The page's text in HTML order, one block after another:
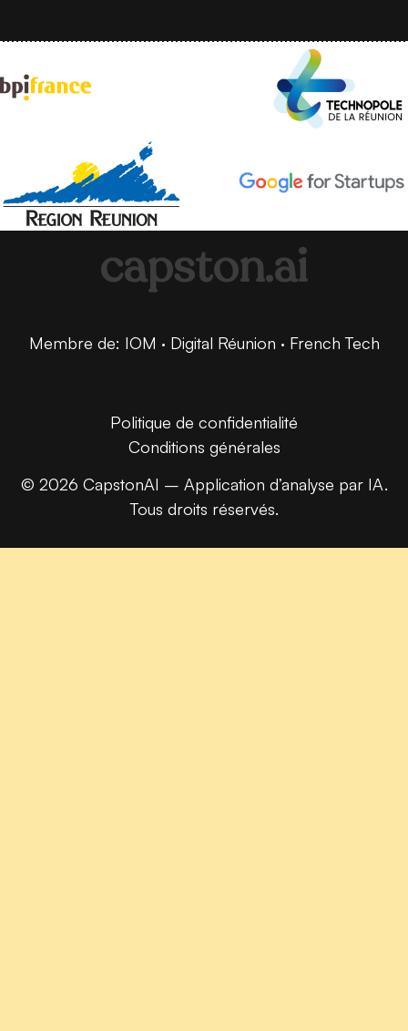
capston.ai
Membre de: IOM · Digital Réunion · French Tech
Politique de confidentialité
© 2026 CapstonAI – Application d’analyse par IA.
Tous droits réservés.
Conditions générales